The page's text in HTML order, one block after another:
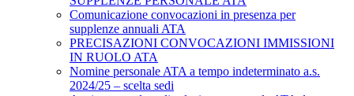
Comunicazione convocazioni in presenza per
supplenze annuali ATA
PRECISAZIONI CONVOCAZIONI IMMISSIONI
IN RUOLO ATA
Nomine personale ATA a tempo indeterminato a.s.
2024/25 – scelta sedi